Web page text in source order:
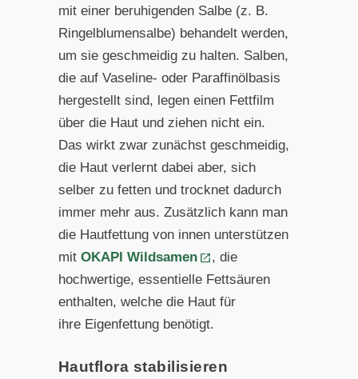
mit einer beruhigenden Salbe (z. B.
Ringelblumensalbe) behandelt werden,
um sie geschmeidig zu halten. Salben,
die auf Vaseline- oder Paraffinölbasis
hergestellt sind, legen einen Fettfilm
über die Haut und ziehen nicht ein.
Das wirkt zwar zunächst geschmeidig,
die Haut verlernt dabei aber, sich
selber zu fetten und trocknet dadurch
immer mehr aus. Zusätzlich kann man
die Hautfettung von innen unterstützen
mit OKAPI Wildsamen
, die
hochwertige, essentielle Fettsäuren
enthalten, welche die Haut für
ihre Eigenfettung benötigt.
Hautflora stabilisieren